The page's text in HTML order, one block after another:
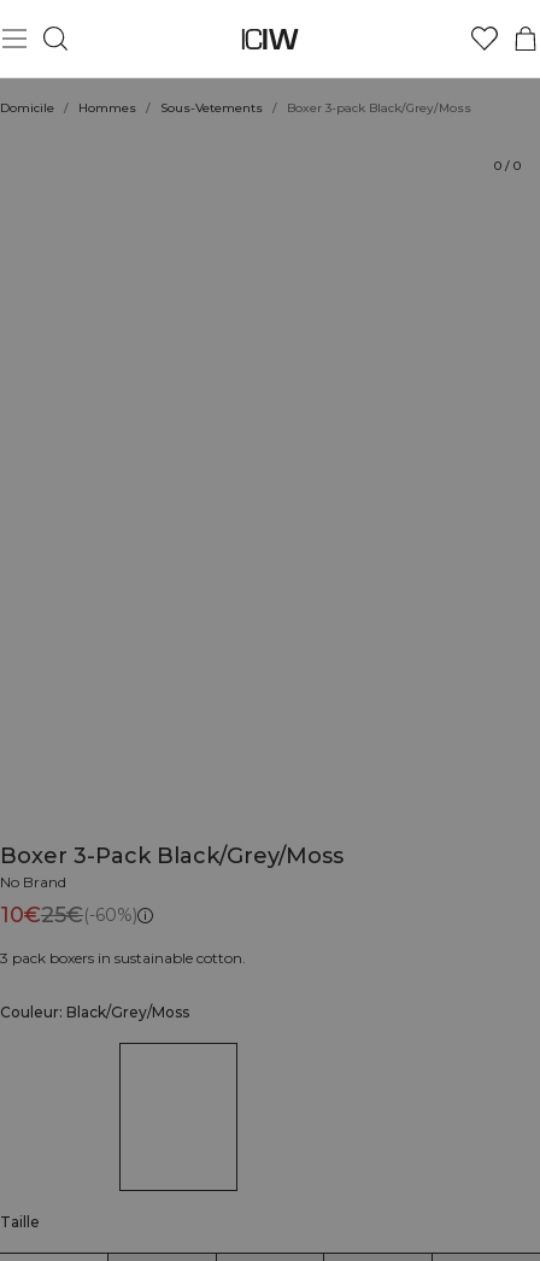
Domicile / Hommes / Sous-Vetements / Boxer 3-pack Black/Grey/Moss
0 / 0
Boxer 3-Pack Black/Grey/Moss
No Brand
10€25€(-60%)
3 pack boxers in sustainable cotton.
Couleur: Black/Grey/Moss
Taille